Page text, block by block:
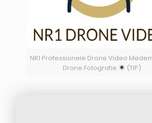
NR1 Professionele Drone Video
Drone Fotografie
(TIP)